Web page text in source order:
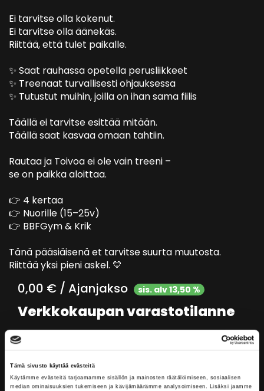
Tämä sivusto käyttää evästeitä
Käytämme evästeitä tarjoamamme sisällön ja mainosten räätälöimiseen, sosiaalisen
median ominaisuuksien tukemiseen ja kävijämäärämme analysoimiseen. Lisäksi jaamme
Ei tarvitse olla kokenut.
Ei tarvitse olla äänekäs.
Riittää, että tulet paikalle.
✨ Saat rauhassa opetella perusliikkeet
✨ Treenaat turvallisesti ohjauksessa
✨ Tutustut muihin, joilla on ihan sama fiilis
Täällä ei tarvitse esittää mitään.
Täällä saat kasvaa omaan tahtiin.
Rautaa ja Toivoa ei ole vain treeni –
se on paikka aloittaa.
👉 4 kertaa
👉 Nuorille (15–25v)
👉 BBFGym & Krik
Tänä pääsiäisenä et tarvitse suurta muutosta.
Riittää yksi pieni askel. 💛
0,00 € / Ajanjakso sis. alv 13,50 %
Verkkokaupan varastotilanne
Lisää ostoskoriin